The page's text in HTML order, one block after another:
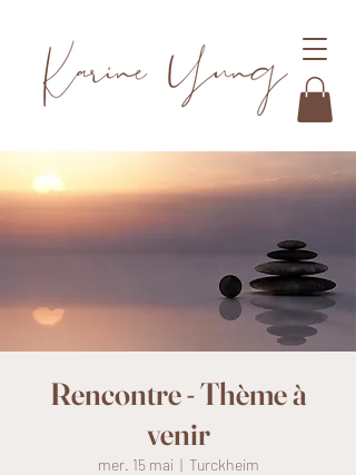
Rencontre - Thème à
venir
mer. 15 mai
  |
Turckheim